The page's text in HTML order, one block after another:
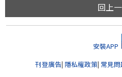
回上
安裝APP
刊登廣告| 隱私權政策| 常見問